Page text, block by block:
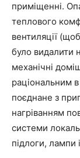
приміщенні.
теплового
вентиляції
було видалити
механічні
раціональним
поєднане з
нагріванням
системи
підлоги, лампи